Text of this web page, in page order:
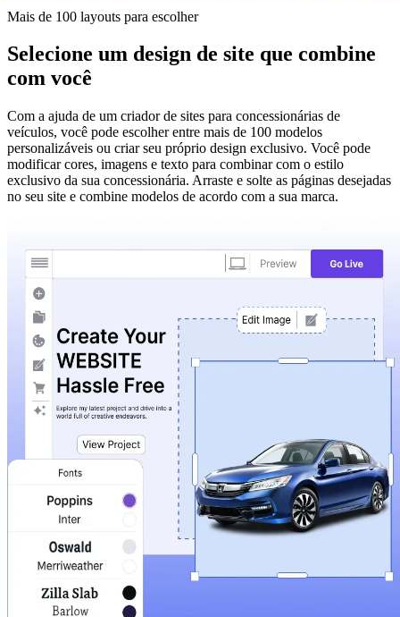
Mais de 100 layouts para escolher
Selecione um design de site que combine
com você
Com a ajuda de um criador de sites para concessionárias de
veículos, você pode escolher entre mais de 100 modelos
personalizáveis ​​ou criar seu próprio design exclusivo. Você pode
modificar cores, imagens e texto para combinar com o estilo
exclusivo da sua concessionária. Arraste e solte as páginas desejadas
no seu site e combine modelos de acordo com a sua marca.